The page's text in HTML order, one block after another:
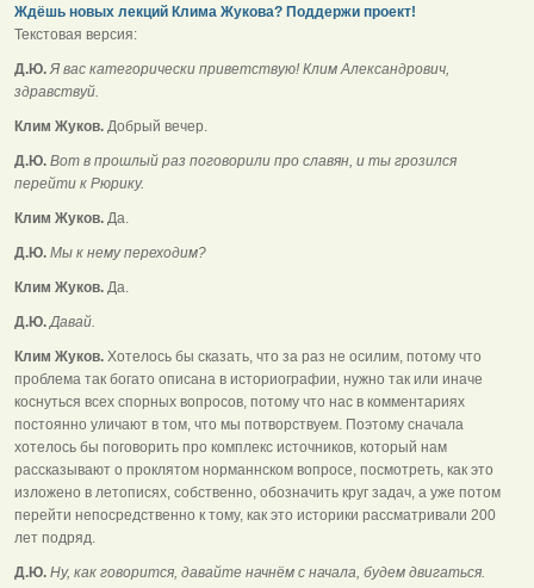
Ждёшь новых лекций Клима Жукова? Поддержи проект!
Текстовая версия:
Д.Ю.Я вас категорически приветствую! Клим Александрович,
здравствуй.
Клим Жуков. Добрый вечер.
Д.Ю. Вот в прошлый раз поговорили про славян, и ты грозился
перейти к Рюрику.
Клим Жуков. Да.
Д.Ю. Мы к нему переходим?
Клим Жуков. Да.
Д.Ю.Давай.
Клим Жуков. Хотелось бы сказать, что за раз не осилим, потому что
проблема так богато описана в историографии, нужно так или иначе
коснуться всех спорных вопросов, потому что нас в комментариях
постоянно уличают в том, что мы потворствуем. Поэтому сначала
хотелось бы поговорить про комплекс источников, который нам
рассказывают о проклятом норманнском вопросе, посмотреть, как это
изложено в летописях, собственно, обозначить круг задач, а уже потом
перейти непосредственно к тому, как это историки рассматривали 200
лет подряд.
Д.Ю. Ну, как говорится, давайте начнём с начала, будем двигаться.